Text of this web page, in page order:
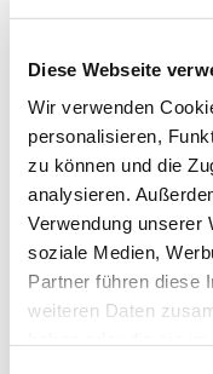
Diese Webseite
Wir verwenden
personalisieren,
zu können und die
analysieren.
Verwendung unserer
soziale Medien,
Partner führen diese
weiteren Daten
Mittwoch, 15.
21:00 Uhr